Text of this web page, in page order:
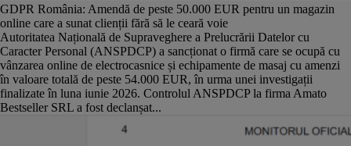
GDPR România: Amendă de peste 50.000 EUR pentru un magazin
online care a sunat clienții fără să le ceară voie
Autoritatea Națională de Supraveghere a Prelucrării Datelor cu
Caracter Personal (ANSPDCP) a sancționat o firmă care se ocupă cu
vânzarea online de electrocasnice și echipamente de masaj cu amenzi
în valoare totală de peste 54.000 EUR, în urma unei investigații
finalizate în luna iunie 2026. Controlul ANSPDCP la firma Amato
Bestseller SRL a fost declanșat...